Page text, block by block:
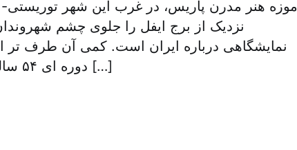
موزه هنر مدرن پاریس، در غرب این شهر
نزدیک از برج ایفل را جلوی چشم
دوره ای ۵۴ ساله از تاریخ ویرایش نشده ایران را […]